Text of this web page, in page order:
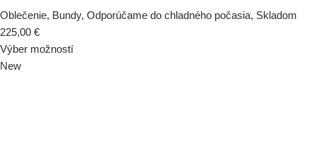
Oblečenie, Bundy, Odporúčame do chladného počasia, Skladom
225,00 €
Výber možností
New